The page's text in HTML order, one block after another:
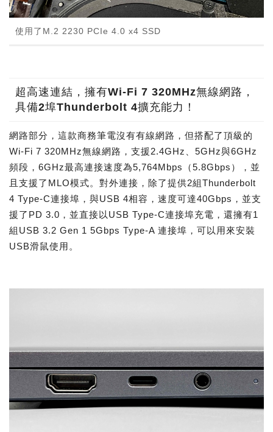
使用了M.2 2230 PCIe 4.0 x4 SSD
超高速連結，擁有Wi-Fi 7 320MHz無線網路，
具備2埠Thunderbolt 4擴充能力！
網路部分，這款商務筆電沒有有線網路，但搭配了頂級的
Wi-Fi 7 320MHz無線網路，支援2.4GHz、5GHz與6GHz
頻段，6GHz最高連接速度為5,764Mbps（5.8Gbps），並
且支援了MLO模式。對外連接，除了提供2組Thunderbolt
4 Type-C連接埠，與USB 4相容，速度可達40Gbps，並支
援了PD 3.0，並直接以USB Type-C連接埠充電，還擁有1
組USB 3.2 Gen 1 5Gbps Type-A 連接埠，可以用來安裝
USB滑鼠使用。